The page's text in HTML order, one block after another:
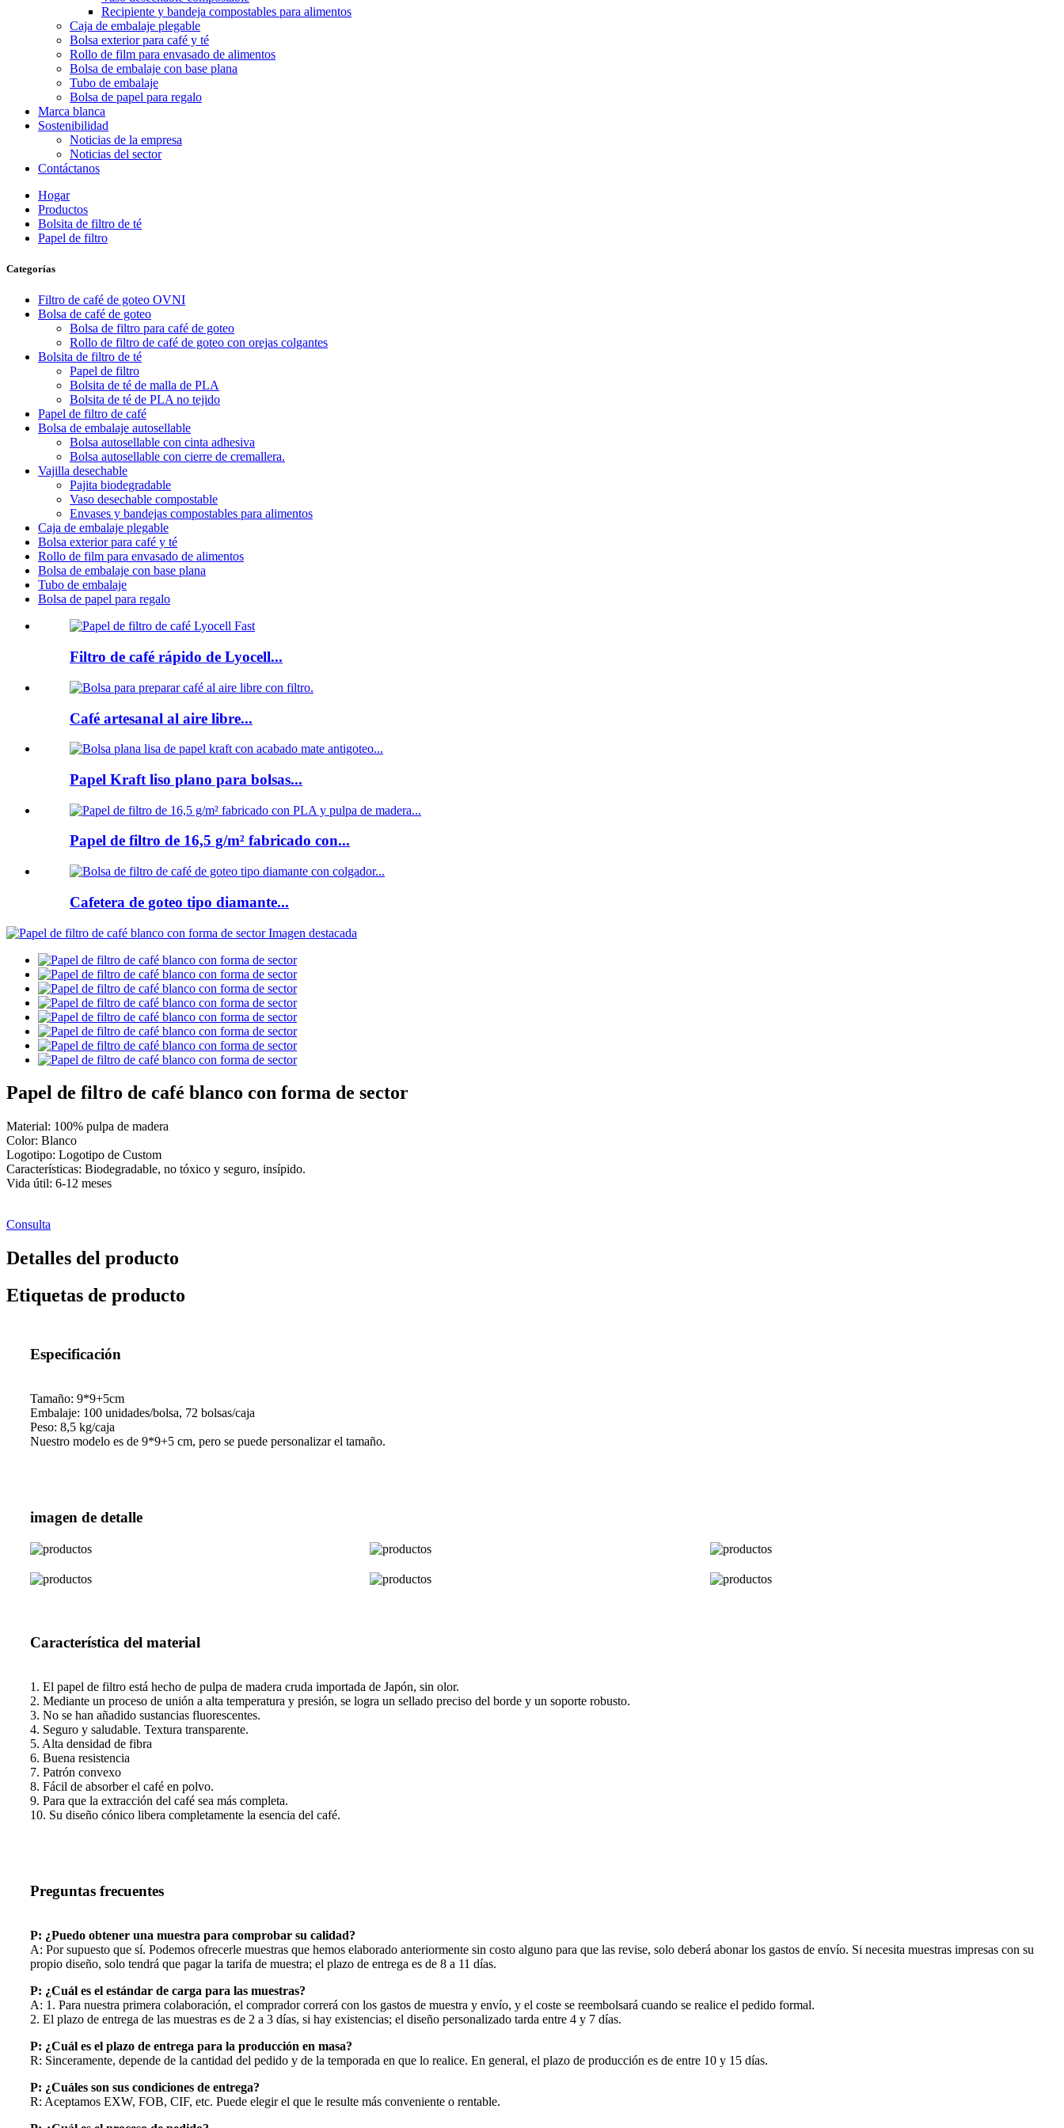
Recipiente y bandeja compostables para alimentos
Caja de embalaje plegable
Bolsa exterior para café y té
Rollo de film para envasado de alimentos
Bolsa de embalaje con base plana
Tubo de embalaje
Bolsa de papel para regalo
Marca blanca
Sostenibilidad
Noticias de la empresa
Noticias del sector
Contáctanos
Hogar
Productos
Bolsita de filtro de té
Papel de filtro
Categorías
Filtro de café de goteo OVNI
Bolsa de café de goteo
Bolsa de filtro para café de goteo
Rollo de filtro de café de goteo con orejas colgantes
Bolsita de filtro de té
Papel de filtro
Bolsita de té de malla de PLA
Bolsita de té de PLA no tejido
Papel de filtro de café
Bolsa de embalaje autosellable
Bolsa autosellable con cinta adhesiva
Bolsa autosellable con cierre de cremallera.
Vajilla desechable
Pajita biodegradable
Vaso desechable compostable
Envases y bandejas compostables para alimentos
Caja de embalaje plegable
Bolsa exterior para café y té
Rollo de film para envasado de alimentos
Bolsa de embalaje con base plana
Tubo de embalaje
Bolsa de papel para regalo
Filtro de café rápido de Lyocell...
Café artesanal al aire libre...
Papel Kraft liso plano para bolsas...
Papel de filtro de 16,5 g/m² fabricado con...
Cafetera de goteo tipo diamante...
Papel de filtro de café blanco con forma de sector
Material: 100% pulpa de madera
Color: Blanco
Logotipo: Logotipo de Custom
Características: Biodegradable, no tóxico y seguro, insípido.
Vida útil: 6-12 meses
Consulta
Detalles del producto
Etiquetas de producto
Especificación
Tamaño: 9*9+5cm
Embalaje: 100 unidades/bolsa, 72 bolsas/caja
Peso: 8,5 kg/caja
Nuestro modelo es de 9*9+5 cm, pero se puede personalizar el tamaño.
imagen de detalle
Característica del material
1. El papel de filtro está hecho de pulpa de madera cruda importada de Japón, sin olor.
2. Mediante un proceso de unión a alta temperatura y presión, se logra un sellado preciso del borde y un soporte robusto.
3. No se han añadido sustancias fluorescentes.
4. Seguro y saludable. Textura transparente.
5. Alta densidad de fibra
6. Buena resistencia
7. Patrón convexo
8. Fácil de absorber el café en polvo.
9. Para que la extracción del café sea más completa.
10. Su diseño cónico libera completamente la esencia del café.
Preguntas frecuentes
P: ¿Puedo obtener una muestra para comprobar su calidad?
A: Por supuesto que sí. Podemos ofrecerle muestras que hemos elaborado anteriormente sin costo alguno para que las revise, solo deberá abonar los gastos de envío. Si necesita muestras impresas con su
propio diseño, solo tendrá que pagar la tarifa de muestra; el plazo de entrega es de 8 a 11 días.
P: ¿Cuál es el estándar de carga para las muestras?
A: 1. Para nuestra primera colaboración, el comprador correrá con los gastos de muestra y envío, y el coste se reembolsará cuando se realice el pedido formal.
2. El plazo de entrega de las muestras es de 2 a 3 días, si hay existencias; el diseño personalizado tarda entre 4 y 7 días.
P: ¿Cuál es el plazo de entrega para la producción en masa?
R: Sinceramente, depende de la cantidad del pedido y de la temporada en que lo realice. En general, el plazo de producción es de entre 10 y 15 días.
P: ¿Cuáles son sus condiciones de entrega?
R: Aceptamos EXW, FOB, CIF, etc. Puede elegir el que le resulte más conveniente o rentable.